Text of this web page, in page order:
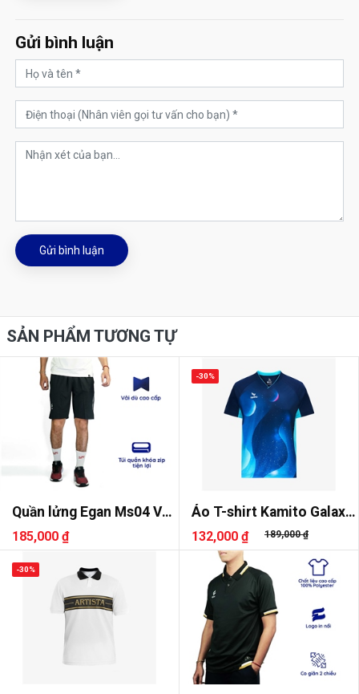
Gửi bình luận
Gửi bình luận
SẢN PHẨM TƯƠNG TỰ
Quần lửng Egan Ms04 Vải
dù
185,000 ₫
Áo T-shirt Kamito Galaxy
3
132,000 ₫ 189,000 ₫
-30%
-30%